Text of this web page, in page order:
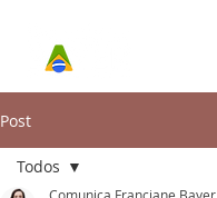
Post
Todos